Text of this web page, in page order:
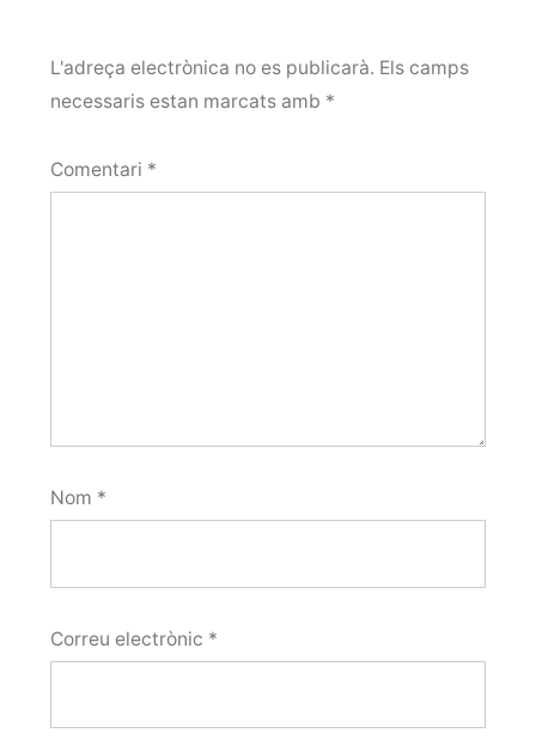
L'adreça electrònica no es publicarà. Els camps
necessaris estan marcats amb *
Comentari *
Nom *
Correu electrònic *